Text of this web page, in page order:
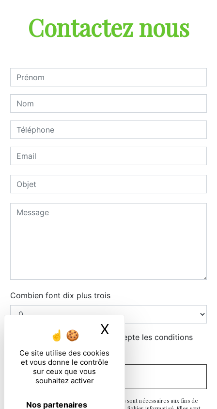
Ce site utilise des cookies
et vous donne le contrôle
sur ceux que vous
souhaitez activer
Nos partenaires
X Masquer le
Contactez nous
Combien font dix plus trois
En cochant cette case, j'accepte les conditions
particulières ci-dessous **
ENVOYER
** Les données personnelles communiquées sont nécessaires aux fins de